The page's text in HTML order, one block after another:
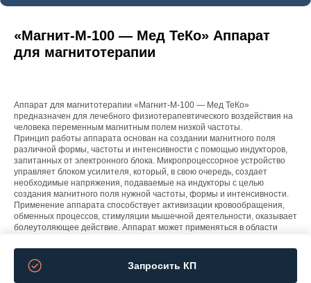
«Магнит-М-100 — Мед ТеКо» Аппарат
для магнитотерапии
Запросить КП
Аппарат для магнитотерапии «Магнит-М-100 — Мед ТеКо»
предназначен для лечебного физиотерапевтического воздействия на
человека переменным магнитным полем низкой частоты.
Принцип работы аппарата основан на создании магнитного поля
различной формы, частоты и интенсивности с помощью индукторов,
запитанных от электронного блока. Микропроцессорное устройство
управляет блоком усилителя, который, в свою очередь, создает
необходимые напряжения, подаваемые на индукторы с целью
создания магнитного поля нужной частоты, формы и интенсивности.
Применение аппарата способствует активизации кровообращения,
обменных процессов, стимуляции мышечной деятельности, оказывает
болеутоляющее действие. Аппарат может применяться в области
амбулаторном лечении пациентов.